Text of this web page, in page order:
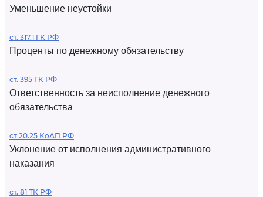
Уменьшение неустойки
ст. 317.1 ГК РФ
Проценты по денежному обязательству
ст. 395 ГК РФ
Ответственность за неисполнение денежного
обязательства
ст 20.25 КоАП РФ
Уклонение от исполнения административного
наказания
ст. 81 ТК РФ